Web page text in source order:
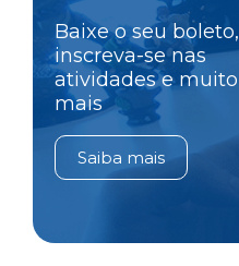
Baixe o seu boleto,
inscreva-se nas
atividades e muito
mais
Saiba mais